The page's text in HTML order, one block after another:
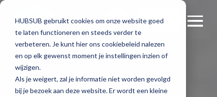
HUBSUB gebruikt cookies om onze website goed
te laten functioneren en steeds verder te
verbeteren. Je kunt hier ons cookiebeleid nalezen
en op elk gewenst moment je instellingen inzien of
wijzigen.
Als je weigert, zal je informatie niet worden gevolgd
bij je bezoek aan deze website. Er wordt een kleine
Contact